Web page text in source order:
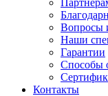
Вопросы
Наши
Гарантии
Способы
Контакты